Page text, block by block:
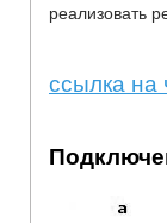
реализовать
ссылка на